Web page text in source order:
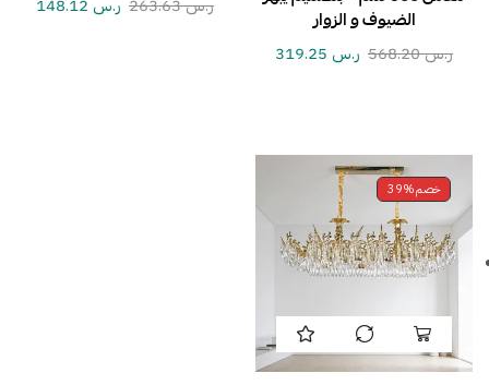
الضيوف و الزوار
ر.س568.20 ر.س
ر.س263.63 ر.س
خصم39%